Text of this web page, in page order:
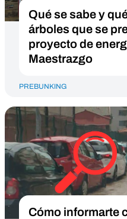
Qué se sabe y
árboles que se
proyecto de
Maestrazgo
PREBUNKING
Cómo informarte